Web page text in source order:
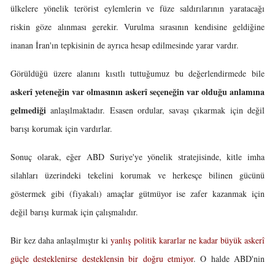
ülkelere yönelik terörist eylemlerin ve füze saldırılarının yaratacağı
riskin göze alınması gerekir. Vurulma sırasının kendisine geldiğine
inanan İran'ın tepkisinin de ayrıca hesap edilmesinde yarar vardır.
Görüldüğü üzere alanını kısıtlı tuttuğumuz bu değerlendirmede bile
askerî yeteneğin var olmasının askerî seçeneğin var olduğu anlamına
gelmediği anlaşılmaktadır. Esasen ordular, savaşı çıkarmak için değil
barışı korumak için vardırlar.
Sonuç olarak, eğer ABD Suriye'ye yönelik stratejisinde, kitle imha
silahları üzerindeki tekelini korumak ve herkesçe bilinen gücünü
göstermek gibi (fiyakalı) amaçlar gütmüyor ise zafer kazanmak için
değil barışı kurmak için çalışmalıdır.
Bir kez daha anlaşılmıştır kiyanlış politik kararlar ne kadar büyük askerî
güçle desteklenirse desteklensin bir doğru etmiyor. O halde ABD'nin